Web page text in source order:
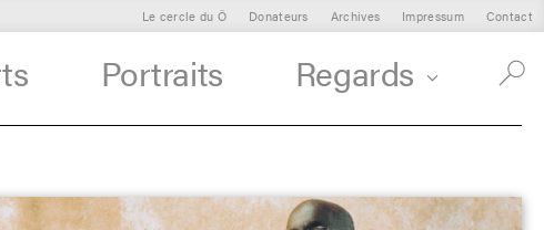
Le cercle du Ô Donateurs Archives Impressum Contact
Portraits Regards